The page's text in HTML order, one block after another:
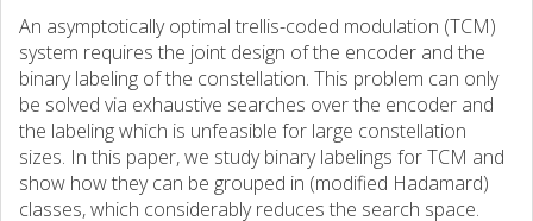
An asymptotically optimal trellis-coded modulation (TCM)
system requires the joint design of the encoder and the
binary labeling of the constellation. This problem can only
be solved via exhaustive searches over the encoder and
the labeling which is unfeasible for large constellation
sizes. In this paper, we study binary labelings for TCM and
show how they can be grouped in (modified Hadamard)
classes, which considerably reduces the search space.